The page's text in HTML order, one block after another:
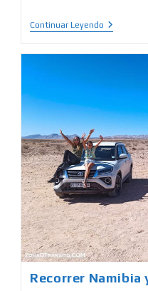
Continuar Leyendo
Recorrer Namibia